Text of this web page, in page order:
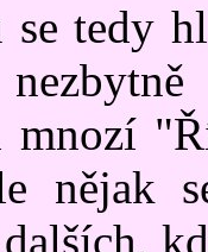
tedy
nějak